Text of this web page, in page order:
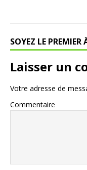
SOYEZ LE
Laisser un
Votre adresse de
Commentaire